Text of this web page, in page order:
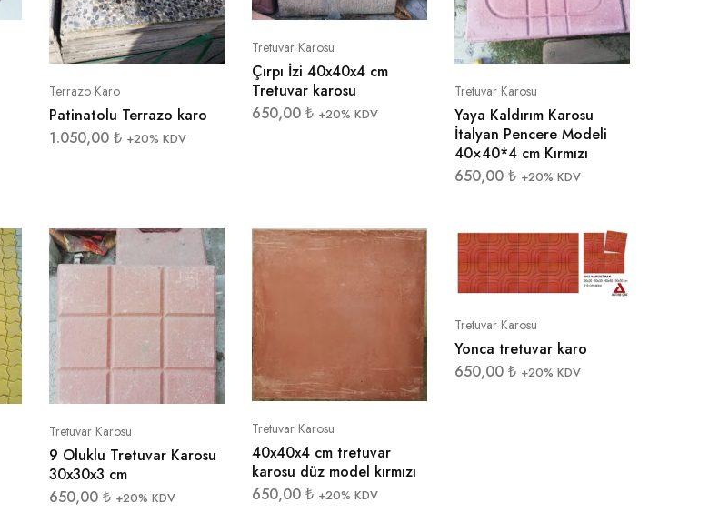
Terrazo Karo
Patinatolu Terrazo karo
1.050,00 ₺ +20% KDV
Tretuvar Karosu
Çırpı İzi 40x40x4 cm
Tretuvar karosu
650,00 ₺ +20% KDV
Tretuvar Karosu
Yaya Kaldırım Karosu
İtalyan Pencere Modeli
40×40*4 cm Kırmızı
650,00 ₺ +20% KDV
Tretuvar Karosu
9 Oluklu Tretuvar Karosu
30x30x3 cm
650,00 ₺ +20% KDV
Tretuvar Karosu
40x40x4 cm tretuvar
karosu düz model kırmızı
650,00 ₺ +20% KDV
Tretuvar Karosu
Yonca tretuvar karo
650,00 ₺ +20% KDV